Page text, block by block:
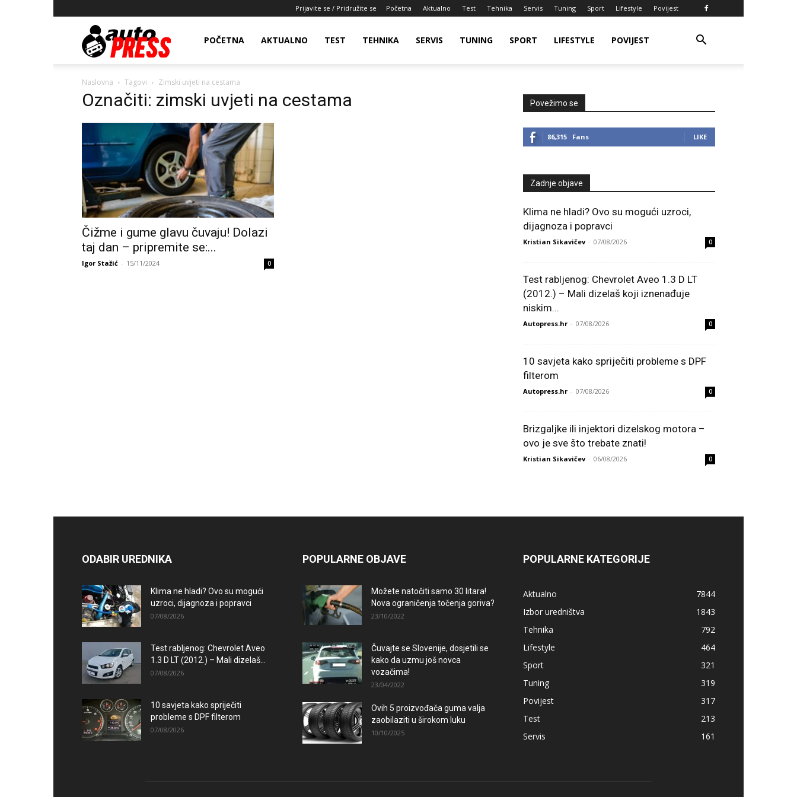
Prijavite se / Pridružite se Početna Aktualno Test Tehnika Servis Tuning Sport Lifestyle Povijest
AutopressHRPOČETNA AKTUALNO TEST TEHNIKA SERVIS TUNING SPORT LIFESTYLE POVIJEST
Naslovna Tagovi Zimski uvjeti na cestama
Označiti: zimski uvjeti na cestama
Čižme i gume glavu čuvaju! Dolazi
taj dan – pripremite se:...
Igor Stažić - 15/11/2024 0
Povežimo se
86,315 Fans LIKE
Zadnje objave
Klima ne hladi? Ovo su mogući uzroci,
dijagnoza i popravci
Kristian Sikavičev - 07/08/2026 0
Test rabljenog: Chevrolet Aveo 1.3 D LT
(2012.) – Mali dizelaš koji iznenađuje
niskim...
Autopress.hr - 07/08/2026 0
10 savjeta kako spriječiti probleme s DPF
filterom
Autopress.hr - 07/08/2026 0
Brizgaljke ili injektori dizelskog motora –
ovo je sve što trebate znati!
Kristian Sikavičev - 06/08/2026 0
ODABIR UREDNIKA
Klima ne hladi? Ovo su mogući
uzroci, dijagnoza i popravci
07/08/2026
Test rabljenog: Chevrolet Aveo
1.3 D LT (2012.) – Mali dizelaš...
07/08/2026
10 savjeta kako spriječiti
probleme s DPF filterom
07/08/2026
POPULARNE OBJAVE
Možete natočiti samo 30 litara!
Nova ograničenja točenja goriva?
23/10/2022
Čuvajte se Slovenije, dosjetili se
kako da uzmu još novca
vozačima!
23/04/2022
Ovih 5 proizvođača guma valja
zaobilaziti u širokom luku
10/10/2025
POPULARNE KATEGORIJE
Aktualno
7844
Izbor uredništva
1843
Tehnika
792
Lifestyle
464
Sport
321
Tuning
319
Povijest
317
Test
213
Servis
161